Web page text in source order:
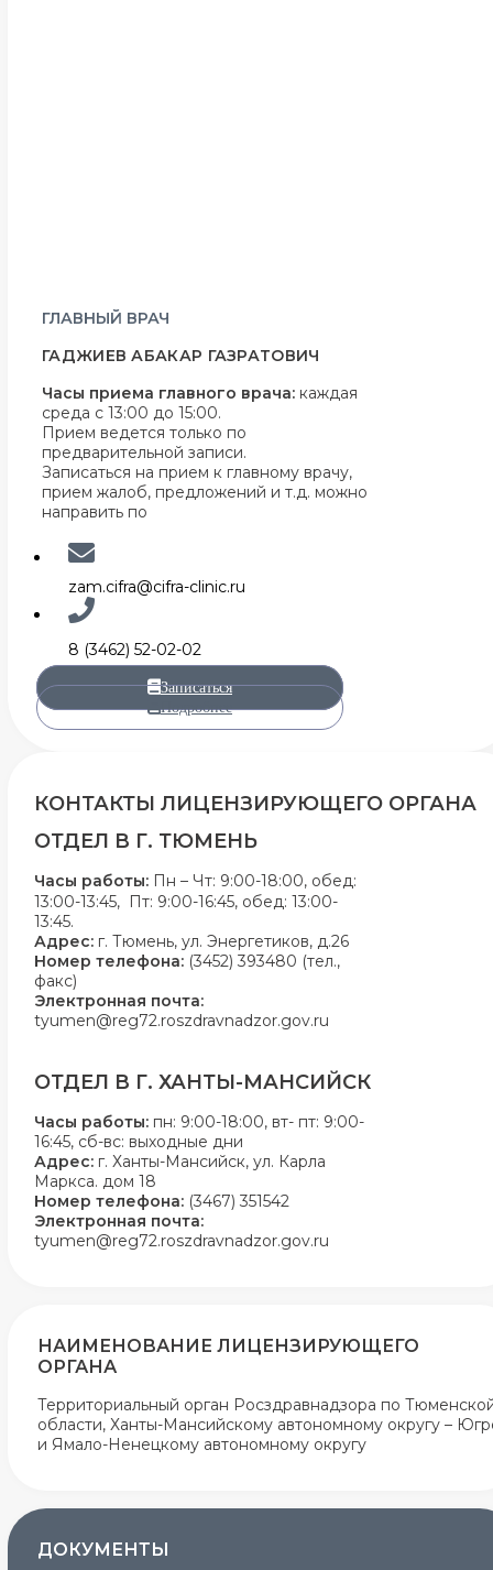
ГЛАВНЫЙ ВРАЧ
ГАДЖИЕВ АБАКАР ГАЗРАТОВИЧ
Часы приема главного врача: каждая
среда с 13:00 до 15:00.
Прием ведется только по
предварительной записи.
Записаться на прием к главному врачу,
прием жалоб, предложений и т.д. можно
направить по
zam.cifra@cifra-clinic.ru
8 (3462) 52-02-02
Записаться
Подробнее
КОНТАКТЫ ЛИЦЕНЗИРУЮЩЕГО ОРГАНА
ОТДЕЛ В Г. ТЮМЕНЬ
Часы работы: Пн – Чт: 9:00-18:00, обед:
13:00-13:45, Пт: 9:00-16:45, обед: 13:00-
13:45.
Адрес: г. Тюмень, ул. Энергетиков, д.26
Номер телефона: (3452) 393480 (тел.,
факс)
Электронная почта:
tyumen@reg72.roszdravnadzor.gov.ru
ОТДЕЛ В Г. ХАНТЫ-МАНСИЙСК
Часы работы: пн: 9:00-18:00, вт- пт: 9:00-
16:45, сб-вс: выходные дни
Адрес: г. Ханты-Мансийск, ул. Карла
Маркса. дом 18
Номер телефона: (3467) 351542
Электронная почта:
tyumen@reg72.roszdravnadzor.gov.ru
НАИМЕНОВАНИЕ ЛИЦЕНЗИРУЮЩЕГО
ОРГАНА
Территориальный орган Росздравнадзора по
области, Ханты-Мансийскому автономному округу –
и Ямало-Ненецкому автономному округу
ДОКУМЕНТЫ